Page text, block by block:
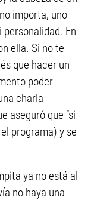
importa, uno
En
ella. Si no te
que hacer un
poder
charla
aseguró que “si
programa) y se
ya no está al
no haya una